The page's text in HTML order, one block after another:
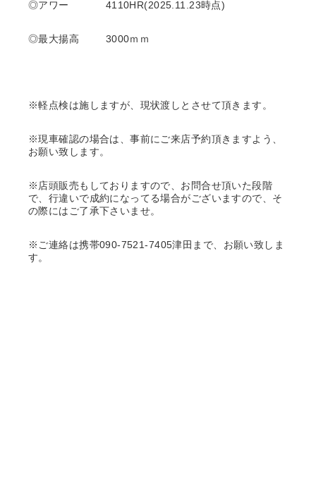
◎アワー 4110HR(2025.11.23時点)
◎最大揚高 3000ｍｍ
※軽点検は施しますが、現状渡しとさせて頂きます。
※現車確認の場合は、事前にご来店予約頂きますよう、
お願い致します。
※店頭販売もしておりますので、お問合せ頂いた段階
で、行違いで成約になってる場合がございますので、そ
の際にはご了承下さいませ。
※ご連絡は携帯090-7521-7405津田まで、お願い致しま
す。